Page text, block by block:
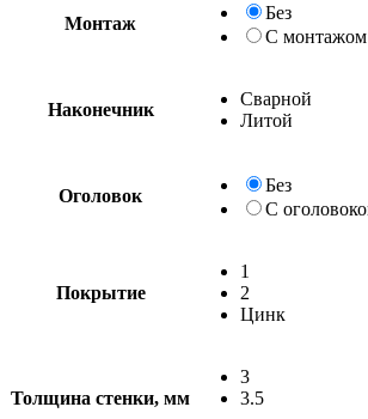
Монтаж
Без
С монтажом
Наконечник
Сварной
Без
С
Покрытие
1
2
Цинк
Толщина стенки, мм
3
3.5